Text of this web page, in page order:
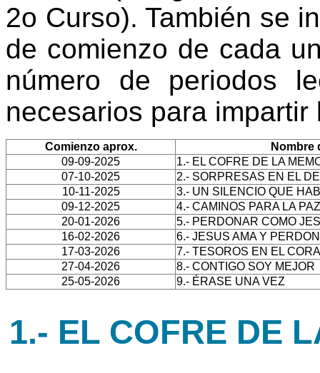
2o Curso). También se
de comienzo de cada
número de periodos
necesarios para
Comienzo aprox.
Nombre
09-09-2025
1.- EL COFRE DE LA
07-10-2025
2.- SORPRESAS EN EL
10-11-2025
3.- UN SILENCIO QUE
09-12-2025
4.- CAMINOS PARA LA PAZ
20-01-2026
5.- PERDONAR COMO
16-02-2026
6.- JESUS AMA Y
17-03-2026
7.- TESOROS EN EL
27-04-2026
8.- CONTIGO SOY MEJOR
25-05-2026
9.- ÉRASE UNA VEZ
1.- EL COFRE DE